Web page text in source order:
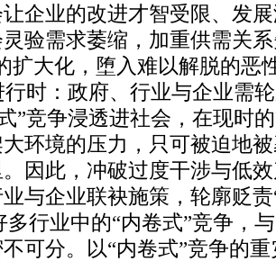
企业的改进才智受限、发
验需求萎缩，加重供需关
扩大化，堕入难以解脱的恶
行时：政府、行业与企业需
”竞争浸透进社会，在现时
环境的压力，只可被迫地
因此，冲破过度干涉与低
与企业联袂施策，轮廓贬
多行业中的“内卷式”竞争，
可分。以“内卷式”竞争的